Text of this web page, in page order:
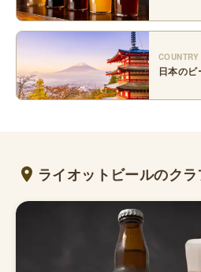
COUNTRY
日本のビ
ライオットビールのク